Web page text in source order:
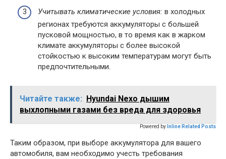
Учитывать климатические условия: в холодных
регионах требуются аккумуляторы с большей
пусковой мощностью, в то время как в жарком
климате аккумуляторы с более высокой
стойкостью к высоким температурам могут быть
предпочтительными.
Читайте также:
Hyundai Nexo дышим
выхлопными газами без вреда для здоровья
Powered by Inline Related Posts
Таким образом, при выборе аккумулятора для вашего
автомобиля, вам необходимо учесть требования